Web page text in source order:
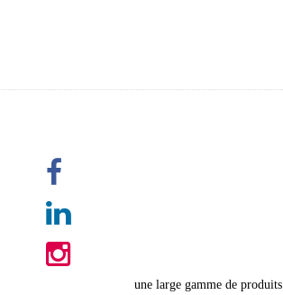
une large gamme de produits